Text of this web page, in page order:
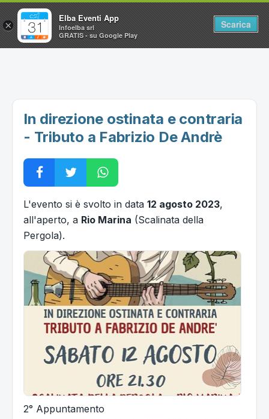
Home
Utilità
Vacanze all'Isola d'Elba
In direzione ostinata e contraria
- Tributo a Fabrizio De Andrè
L'evento si è svolto in data 12 agosto 2023,
all'aperto, a Rio Marina (Scalinata della
Pergola).
2° Appuntamento
×
Elba Eventi App
Infoelba srl
GRATIS - su Google Play
Scarica